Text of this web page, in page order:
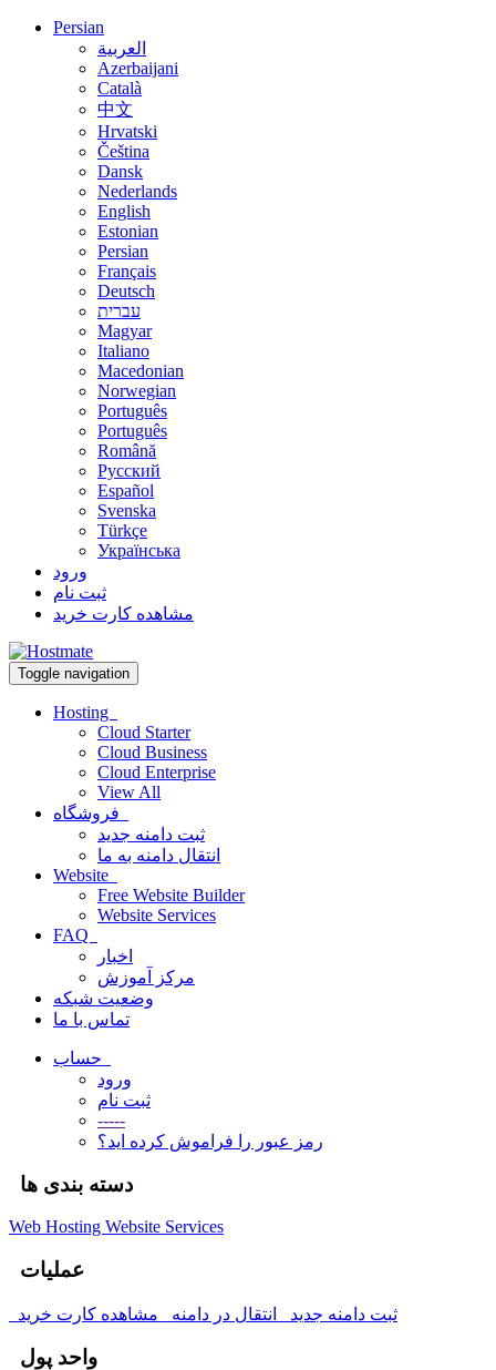
Persian
العربية
Azerbaijani
Català
中文
Hrvatski
Čeština
Dansk
Nederlands
English
Estonian
Persian
Français
Deutsch
עברית
Magyar
Italiano
Macedonian
Norwegian
Português
Português
Română
Русский
Español
Svenska
Türkçe
Українська
ورود
ثبت نام
مشاهده کارت خرید
Toggle navigation
Hosting
Cloud Starter
Cloud Business
Cloud Enterprise
View All
ثبت دامنه جدید
انتقال دامنه به ما
Website
Free Website Builder
Website Services
FAQ
اخبار
مرکز آموزش
وضعیت شبکه
تماس با ما
ورود
ثبت نام
-----
رمز عبور را فراموش کرده اید؟
دسته بندی ها
Web Hosting Website Services
عملیات
ثبت دامنه جدید انتقال در دامنه مشاهده کارت خرید
واحد پول